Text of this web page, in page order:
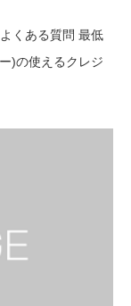
くある質問 最低
)の使えるクレジ